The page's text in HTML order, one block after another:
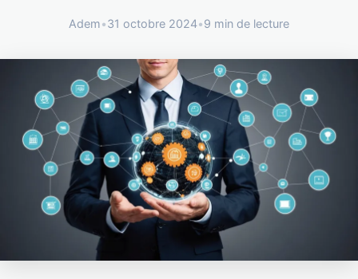
Adem•31 octobre 2024•9 min de lecture